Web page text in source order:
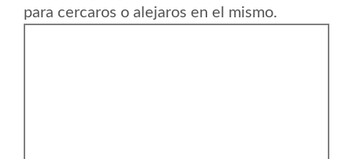
para cercaros o alejaros en el mismo.